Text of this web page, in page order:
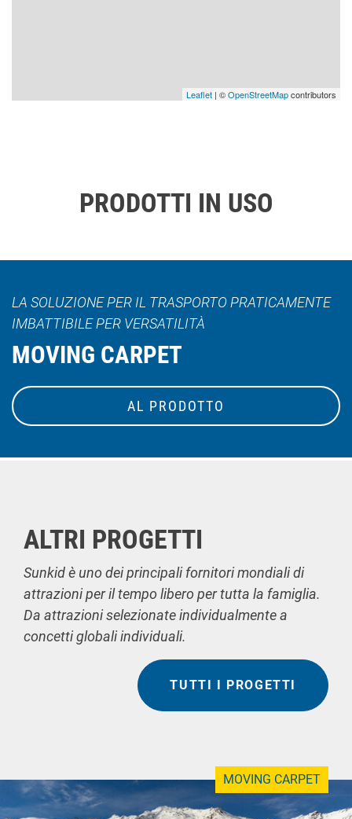
Leaflet | ©OpenStreetMapcontributors
PRODOTTI IN USO
LA SOLUZIONE PER IL TRASPORTO PRATICAMENTE
IMBATTIBILE PER VERSATILITÀ
MOVING CARPET
AL PRODOTTO
ALTRI PROGETTI
Sunkid è uno dei principali fornitori mondiali di
attrazioni per il tempo libero per tutta la famiglia.
Da attrazioni selezionate individualmente a
concetti globali individuali.
TUTTI I PROGETTI
MOVING CARPET